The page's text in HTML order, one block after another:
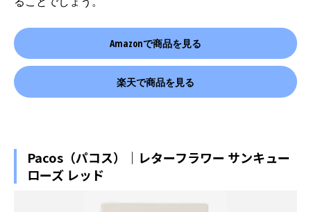
Amazonで商品を見る
楽天で商品を見る
Pacos（パコス）｜レターフラワー サンキュー
ローズ レッド